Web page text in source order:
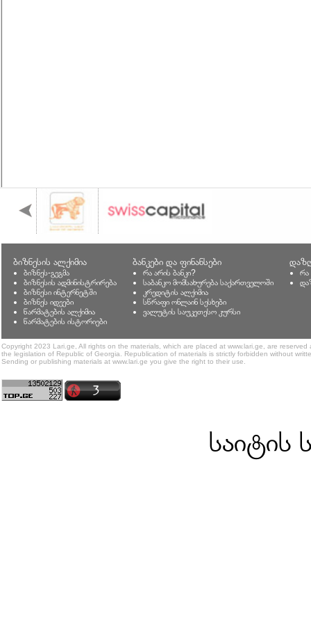
ბიზნესის ალქიმია
ბიზნეს-გეგმა
ბიზნესის ადმინისტრირება
ბიზნესი ინტერნეტში
ბიზნეს იდეები
წარმატების ალქიმია
წარმატების ისტორიები
ბანკები და ფინანსები
რა არის ბანკი?
საბანკო მომსახურება საქართველოში
კრედიტის ალქიმია
სწრაფი ონლაინ სესხები
ვალუტის საუკეთესო კურსი
რა
Copyright 2023 Lari.ge, All rights on the materials, which are placed at www.lari.ge, are
the legislation of Republic of Georgia. Republication of materials is strictly forbidden without
Sending or publishing materials at www.lari.ge you give the right to their use.
საიტის